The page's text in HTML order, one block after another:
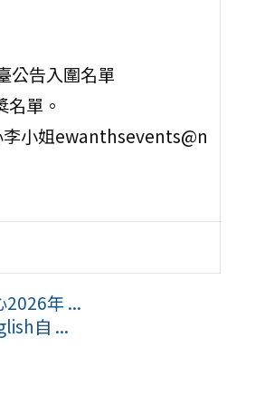
公告入圍名單
單。
李小姐ewanthsevents@n
年 ...
自 ...